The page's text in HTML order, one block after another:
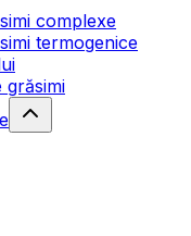
complexe
termogenice
grăsimi